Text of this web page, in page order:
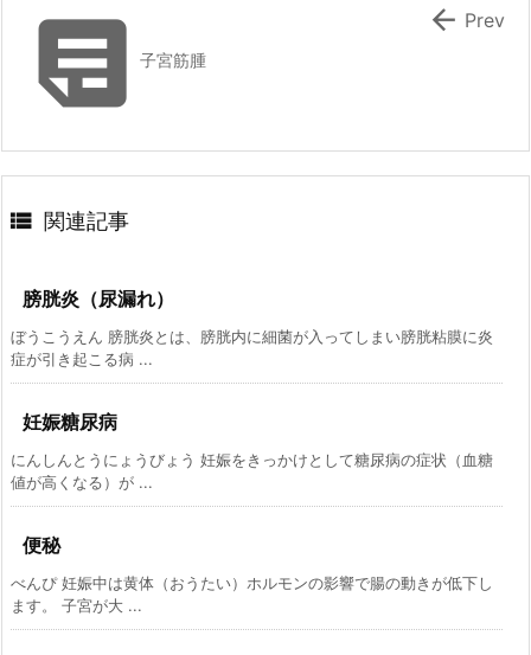
子宮筋腫
 Prev
 関連記事
膀胱炎（尿漏れ）
ぼうこうえん 膀胱炎とは、膀胱内に細菌が入ってしまい膀胱粘膜に炎
症が引き起こる病 ...
妊娠糖尿病
にんしんとうにょうびょう 妊娠をきっかけとして糖尿病の症状（血糖
値が高くなる）が ...
便秘
べんぴ 妊娠中は黄体（おうたい）ホルモンの影響で腸の動きが低下し
ます。 子宮が大 ...